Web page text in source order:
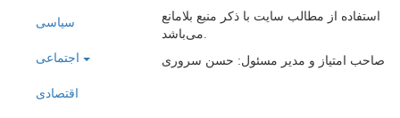
سیاسی
اقتصادی
استفاده از مطالب سایت با ذکر منبع بلامانع
می‌باشد.
صاحب امتیاز و مدیر مسئول: حسن سروری